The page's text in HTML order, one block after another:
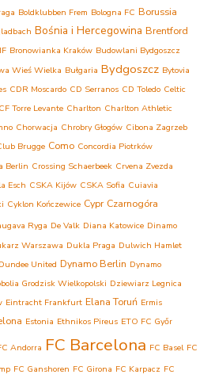
Boldklubben Frem Bologna FC Borussia
Bośnia i Hercegowina Brentford
Bronowianka Kraków Budowlani Bydgoszcz
Wieś Wielka Bułgaria Bydgoszcz Bytovia
CDR Moscardo CD Serranos CD Toledo Celtic
CF Torre Levante Charlton Charlton Athletic
Chorwacja Chrobry Głogów Cibona Zagrzeb
Brugge Como Concordia Piotrków
Berlin Crossing Schaerbeek Crvena Zvezda
Esch CSKA Kijów CSKA Sofia Cuiavia
Cyklon Kończewice Cypr Czarnogóra
Ryga De Valk Diana Katowice Dinamo
Warszawa Dukla Praga Dulwich Hamlet
Dundee United Dynamo Berlin Dynamo
Grodzisk Wielkopolski Dziewiarz Legnica
Eintracht Frankfurt Elana Toruń Ermis
Estonia Ethnikos Pireus ETO FC Győr
Andorra FC Barcelona FC Basel FC
FC Ganshoren FC Girona FC Karpacz FC